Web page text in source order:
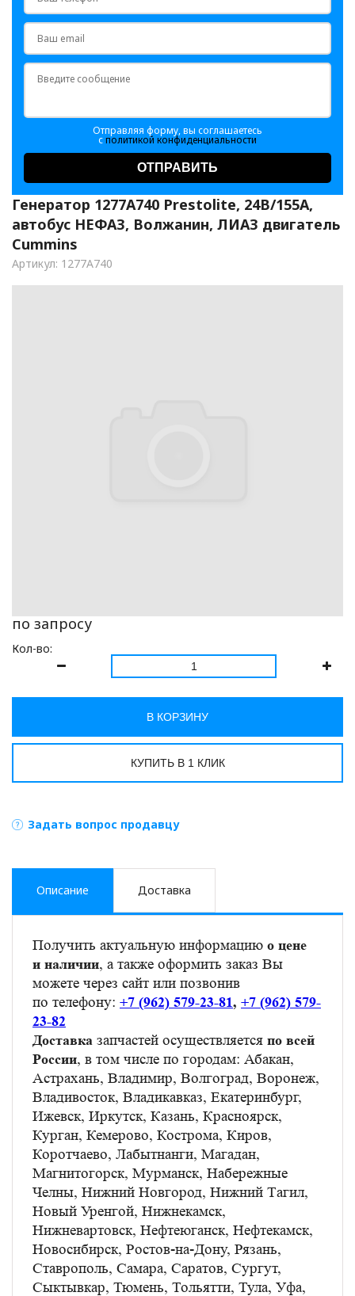
Отправляя форму, вы соглашаетесь
сполитикой конфиденциальности
ОТПРАВИТЬ
Генератор 1277A740 Prestolite, 24В/155А,
автобус НЕФАЗ, Волжанин, ЛИАЗ двигатель
Cummins
Артикул: 1277A740
по запросу
Кол-во:
В КОРЗИНУ
КУПИТЬ В 1 КЛИК
Задать вопрос продавцу
Описание Доставка
Получить актуальную информацию о цене
и наличии, а также оформить заказ Вы
можете через сайт или позвонив
по телефону: +7 (962) 579-23-81, +7 (962) 579-
23-82
Доставка запчастей осуществляется по всей
России, в том числе по городам: Абакан,
Астрахань, Владимир, Волгоград, Воронеж,
Владивосток, Владикавказ, Екатеринбург,
Ижевск, Иркутск, Казань, Красноярск,
Курган, Кемерово, Кострома, Киров,
Коротчаево, Лабытнанги, Магадан,
Магнитогорск, Мурманск, Набережные
Челны, Нижний Новгород, Нижний Тагил,
Новый Уренгой, Нижнекамск,
Нижневартовск, Нефтеюганск, Нефтекамск,
Новосибирск, Ростов-на-Дону, Рязань,
Ставрополь, Самара, Саратов, Сургут,
Сыктывкар, Тюмень, Тольятти, Тула, Уфа,